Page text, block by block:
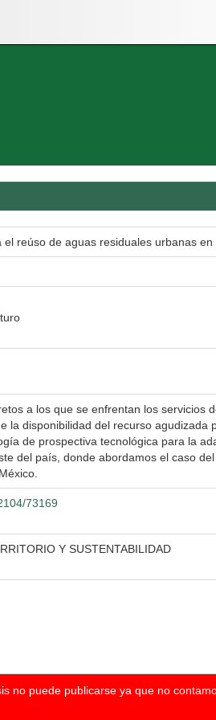
reúso de aguas residuales urbanas
a los que se enfrentan los
la disponibilidad del recurso
de prospectiva tecnológica para la
del país, donde abordamos el caso
73169
Y SUSTENTABILIDAD
no puede publicarse ya que no